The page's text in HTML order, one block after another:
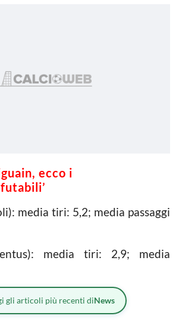
ecco i
media tiri: 5,2; media passaggi
media tiri: 2,9; media
gli articoli più recenti diNews